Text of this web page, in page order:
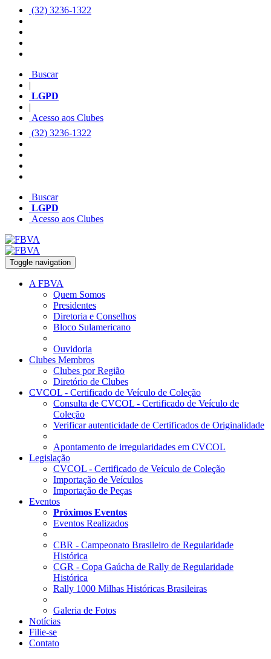
(32) 3236-1322
Buscar
|
LGPD
|
Acesso aos Clubes
(32) 3236-1322
Buscar
LGPD
Acesso aos Clubes
Toggle navigation
A FBVA
Quem Somos
Presidentes
Diretoria e Conselhos
Bloco Sulamericano
Ouvidoria
Clubes Membros
Clubes por Região
Diretório de Clubes
CVCOL - Certificado de Veículo de Coleção
Consulta de CVCOL - Certificado de Veículo de
Coleção
Verificar autenticidade de Certificados de Originalidade
Apontamento de irregularidades em CVCOL
Legislação
CVCOL - Certificado de Veículo de Coleção
Importação de Veículos
Importação de Peças
Eventos
Próximos Eventos
Eventos Realizados
CBR - Campeonato Brasileiro de Regularidade
Histórica
CGR - Copa Gaúcha de Rally de Regularidade
Histórica
Rally 1000 Milhas Históricas Brasileiras
Galeria de Fotos
Notícias
Filie-se
Contato